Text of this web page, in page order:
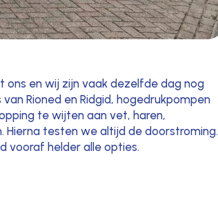
ons en wij zijn vaak dezelfde dag nog
Rioned en Ridgid, hogedrukpompen
te wijten aan vet, haren,
Hierna testen we altijd de doorstroming.
vooraf helder alle opties.